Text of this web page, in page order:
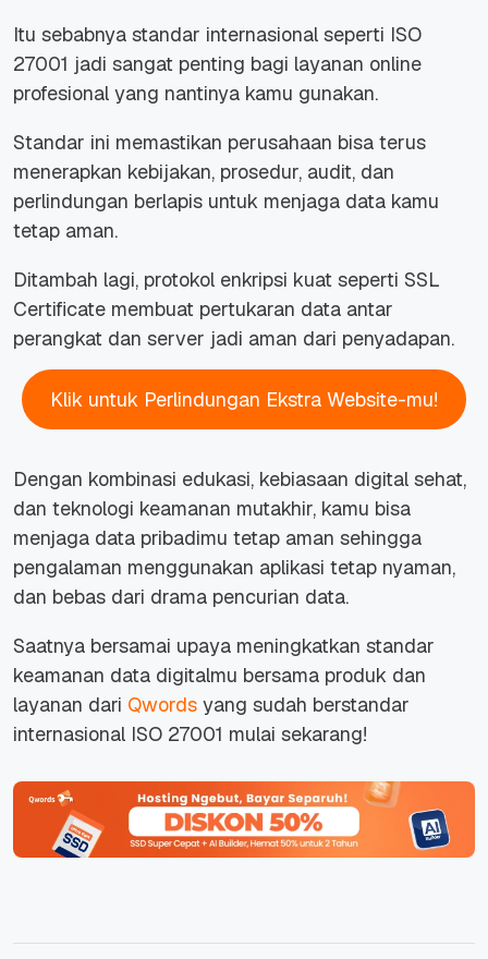
Itu sebabnya standar internasional seperti ISO
27001 jadi sangat penting bagi layanan online
profesional yang nantinya kamu gunakan.
Standar ini memastikan perusahaan bisa terus
menerapkan kebijakan, prosedur, audit, dan
perlindungan berlapis untuk menjaga data kamu
tetap aman.
Ditambah lagi, protokol enkripsi kuat seperti SSL
Certificate membuat pertukaran data antar
perangkat dan server jadi aman dari penyadapan.
Klik untuk Perlindungan Ekstra Website-mu!
Dengan kombinasi edukasi, kebiasaan digital sehat,
dan teknologi keamanan mutakhir, kamu bisa
menjaga data pribadimu tetap aman sehingga
pengalaman menggunakan aplikasi tetap nyaman,
dan bebas dari drama pencurian data.
Saatnya bersamai upaya meningkatkan standar
keamanan data digitalmu bersama produk dan
layanan dari Qwords yang sudah berstandar
internasional ISO 27001 mulai sekarang!